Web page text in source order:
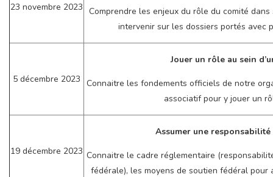
23 novembre 2023 Comprendre les enjeux du rôle du comité
intervenir sur les dossiers portés avec
5 décembre 2023
Jouer un rôle au sein
Connaitre les fondements officiels de notre
associatif pour y jouer un
19 décembre 2023
Assumer une
Connaitre le cadre réglementaire
fédérale), les moyens de soutien fédéral pour